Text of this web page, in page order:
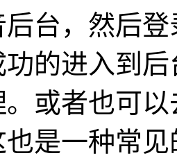
台，然后
的进入到
或者也可
是一种常